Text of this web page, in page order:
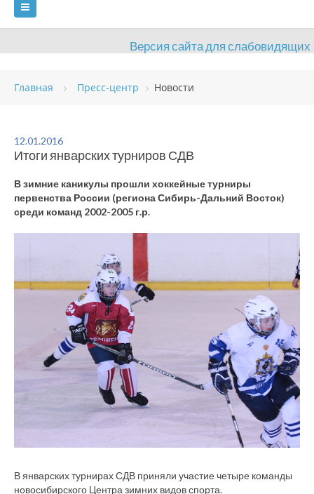
Версия сайта для слабовидящих
ГЛАВНАЯ
ВИДЫ СПОРТА
ОЦЕНКА КАЧЕСТВА ОБРАЗОВАНИЯ ВАКАНСИИ
Главная Пресс-центр Новости
12.01.2016
Итоги январских турниров СДВ
В зимние каникулы прошли хоккейные турниры
первенства России (региона Сибирь-Дальний Восток)
среди команд 2002-2005 г.р.
В январских турнирах СДВ приняли участие четыре команды
новосибирского Центра зимних видов спорта.